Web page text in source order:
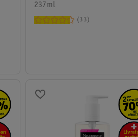
237ml
33